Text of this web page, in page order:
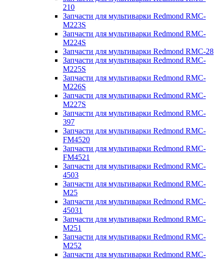
210
Запчасти для мультиварки Redmond RMC-
M223S
Запчасти для мультиварки Redmond RMC-
M224S
Запчасти для мультиварки Redmond RMC-28
Запчасти для мультиварки Redmond RMC-
M225S
Запчасти для мультиварки Redmond RMC-
M226S
Запчасти для мультиварки Redmond RMC-
M227S
Запчасти для мультиварки Redmond RMC-
397
Запчасти для мультиварки Redmond RMC-
FM4520
Запчасти для мультиварки Redmond RMC-
FM4521
Запчасти для мультиварки Redmond RMC-
4503
Запчасти для мультиварки Redmond RMC-
M25
Запчасти для мультиварки Redmond RMC-
45031
Запчасти для мультиварки Redmond RMC-
M251
Запчасти для мультиварки Redmond RMC-
M252
Запчасти для мультиварки Redmond RMC-